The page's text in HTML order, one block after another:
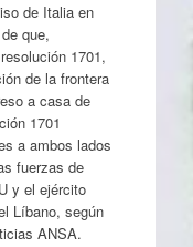
de Italia en
que,
1701,
de la frontera
a casa de
1701
a ambos lados
fuerzas de
y el ejército
Líbano, según
ANSA.